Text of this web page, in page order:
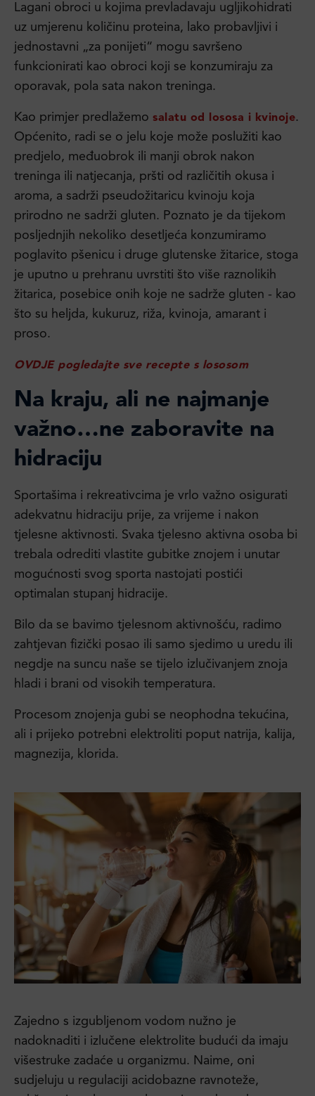
Lagani obroci u kojima prevladavaju ugljikohidrati
uz umjerenu količinu proteina, lako probavljivi i
jednostavni „za ponijeti“ mogu savršeno
funkcionirati kao obroci koji se konzumiraju za
oporavak, pola sata nakon treninga.
Kao primjer predlažemo salatu od lososa i kvinoje.
Općenito, radi se o jelu koje može poslužiti kao
predjelo, međuobrok ili manji obrok nakon
treninga ili natjecanja, pršti od različitih okusa i
aroma, a sadrži pseudožitaricu kvinoju koja
prirodno ne sadrži gluten. Poznato je da tijekom
posljednjih nekoliko desetljeća konzumiramo
poglavito pšenicu i druge glutenske žitarice, stoga
je uputno u prehranu uvrstiti što više raznolikih
žitarica, posebice onih koje ne sadrže gluten - kao
što su heljda, kukuruz, riža, kvinoja, amarant i
proso.
OVDJE pogledajte sve recepte s lososom
Na kraju, ali ne najmanje
važno…ne zaboravite na
hidraciju
Sportašima i rekreativcima je vrlo važno osigurati
adekvatnu hidraciju prije, za vrijeme i nakon
tjelesne aktivnosti. Svaka tjelesno aktivna osoba bi
trebala odrediti vlastite gubitke znojem i unutar
mogućnosti svog sporta nastojati postići
optimalan stupanj hidracije.
Bilo da se bavimo tjelesnom aktivnošću, radimo
zahtjevan fizički posao ili samo sjedimo u uredu ili
negdje na suncu naše se tijelo izlučivanjem znoja
hladi i brani od visokih temperatura.
Procesom znojenja gubi se neophodna tekućina,
ali i prijeko potrebni elektroliti poput natrija, kalija,
magnezija, klorida.
Zajedno s izgubljenom vodom nužno je
nadoknaditi i izlučene elektrolite budući da imaju
višestruke zadaće u organizmu. Naime, oni
sudjeluju u regulaciji acidobazne ravnoteže,